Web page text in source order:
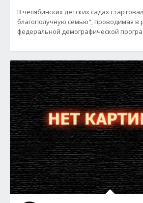
В челябинских детских садах
благополучную семью", проводимая в
федеральной демографической